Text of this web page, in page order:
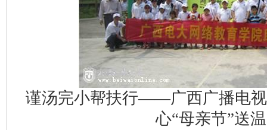
谨汤完小帮扶行——广西广播电
心“母亲节”送